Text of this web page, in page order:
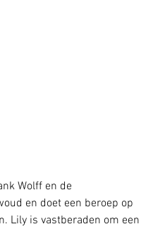
Wolff en de
en doet een beroep op
Lily is vastberaden om een